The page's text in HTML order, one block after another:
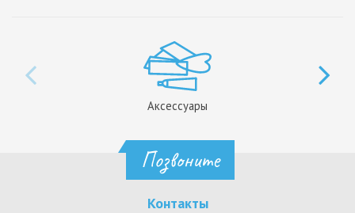
Аксессуары
Позвоните
Контакты